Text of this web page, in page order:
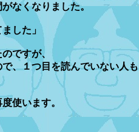
なくなりました。
した」
ですが、
、１つ目を読んでいない人も
使います。